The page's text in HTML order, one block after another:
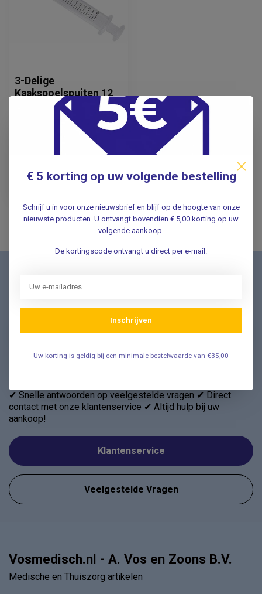
3-Delige
Kaakspoelspuiten 12
ml - Met kalibratie - 50
26,03 Excl. btw
✔ Snelle antwoorden op veelgestelde vragen ✔ Direct
contact met onze klantenservice ✔ Altijd hulp bij uw
aankoop!
Klantenservice
Veelgestelde Vragen
Schrijf u in voor onze nieuwsbrief en ontvang als eerste
nieuwe aanbiedingen Meld u nu aan ➡️
Vosmedisch.nl - A. Vos en Zoons B.V.
Medische en Thuiszorg artikelen
€ 5 korting op uw volgende bestelling
Schrijf u in voor onze nieuwsbrief en blijf op de hoogte van onze
nieuwste producten. U ontvangt bovendien € 5,00 korting op uw
volgende aankoop.
De kortingscode ontvangt u direct per e-mail.
Inschrijven
Uw korting is geldig bij een minimale bestelwaarde van €35,00